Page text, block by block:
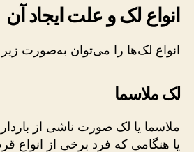
انواع لک و علت ایجاد آن
انواع لک‌ها را می‌توان به‌صورت
لک ملاسما
ملاسما یا لک صورت ناشی از
یا هنگامی که فرد برخی از انواع